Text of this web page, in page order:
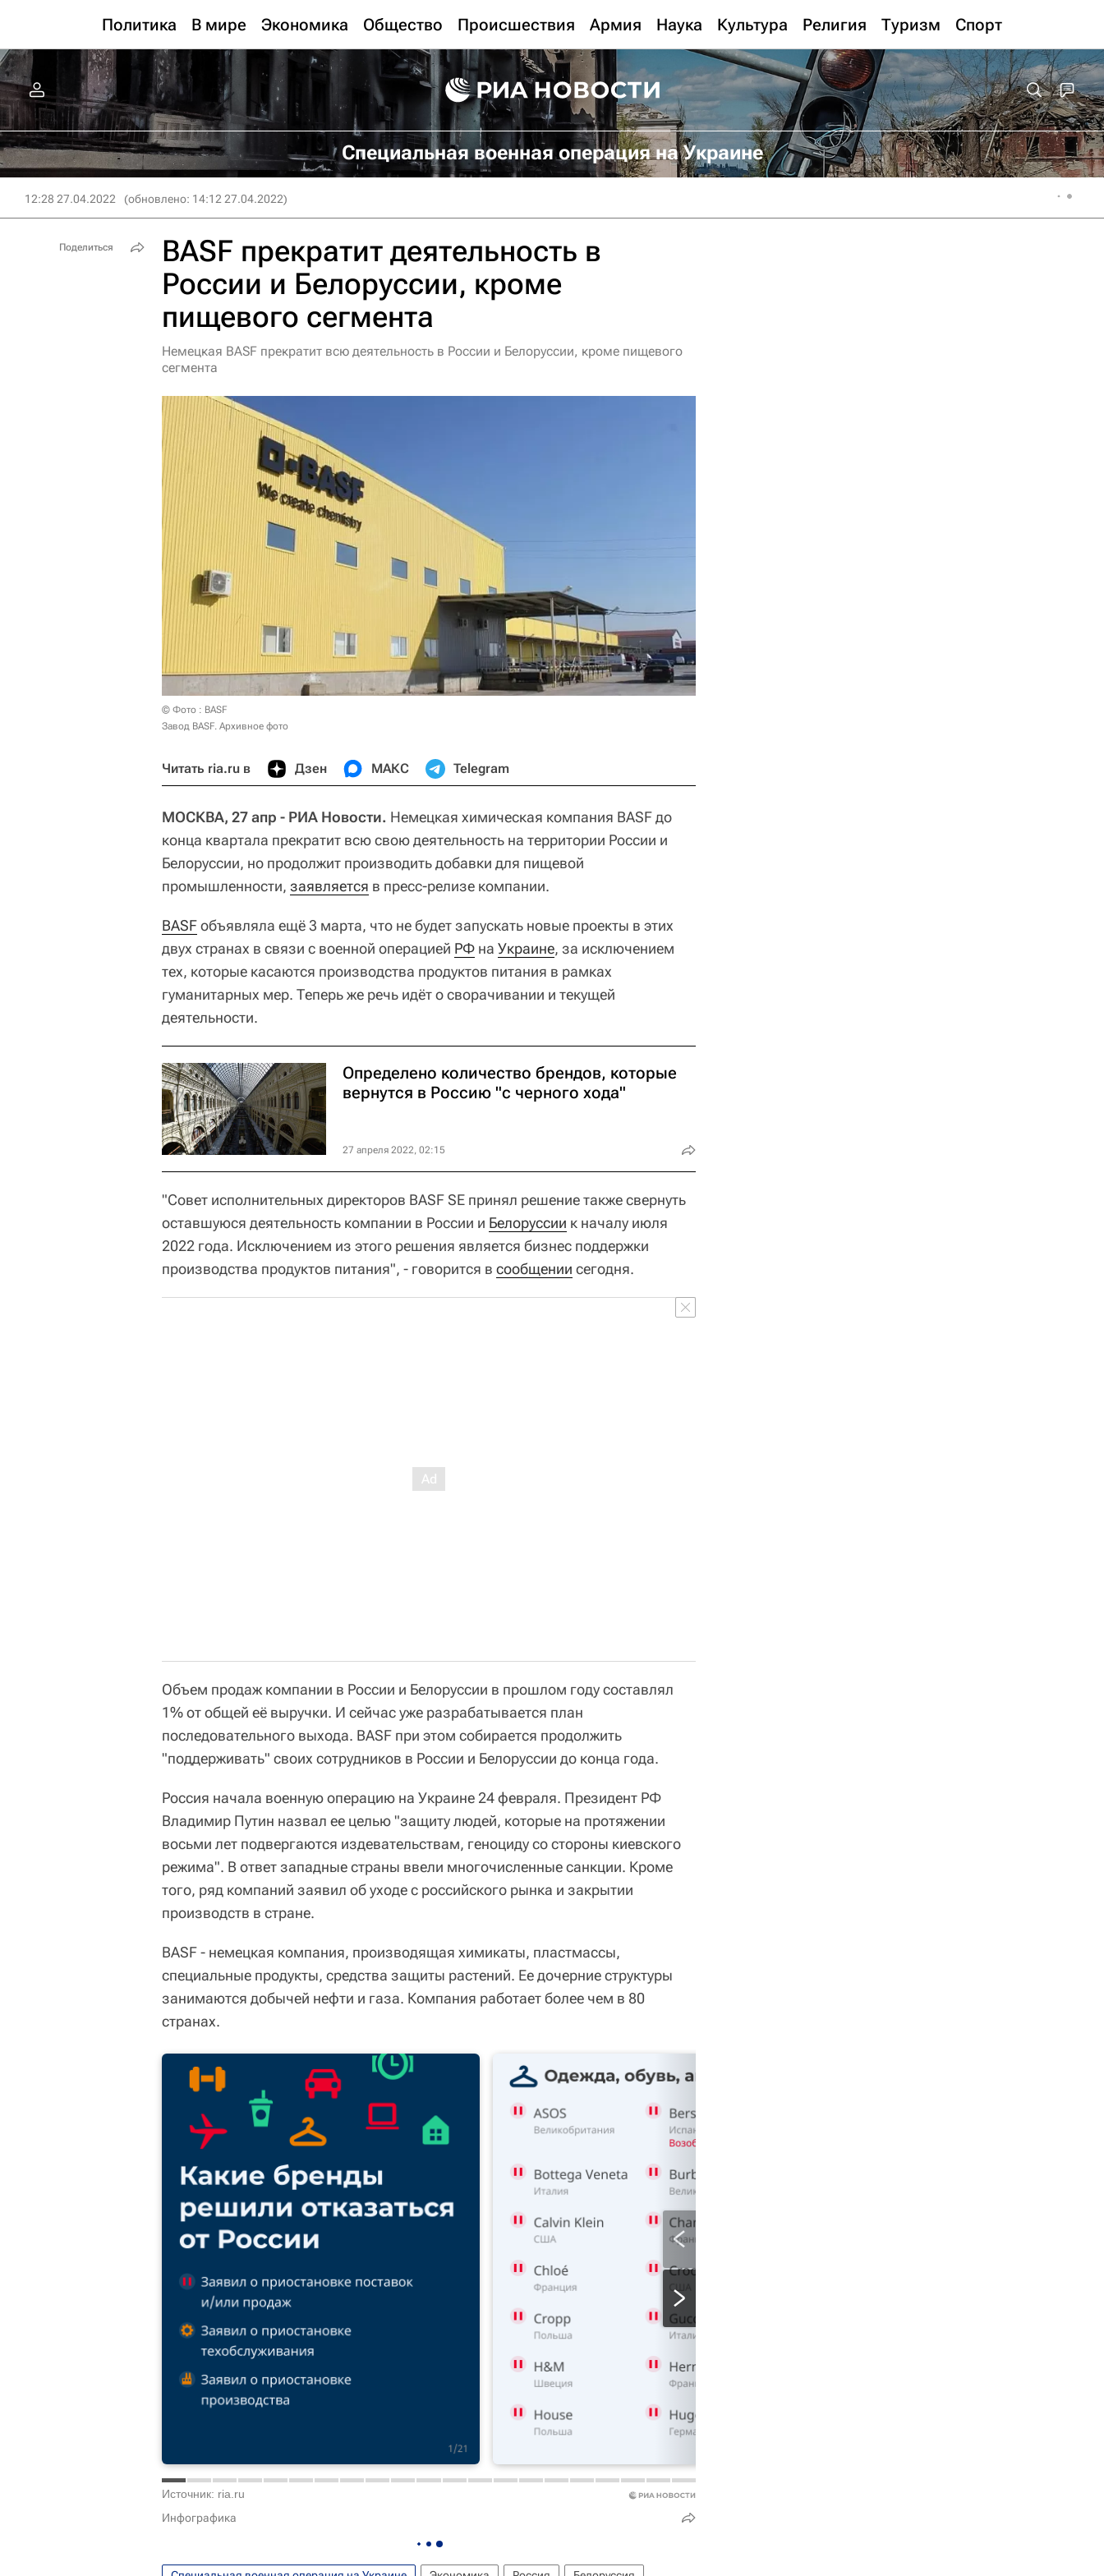
Политика В мире Экономика Общество Происшествия Армия Наука Культура Религия Туризм Спорт
Специальная военная операция на Украине
12:28 27.04.2022 (обновлено: 14:12 27.04.2022)
BASF прекратит деятельность в
России и Белоруссии, кроме
пищевого сегмента
Немецкая BASF прекратит всю деятельность в России и Белоруссии, кроме пищевого
сегмента
© Фото : BASF
Завод BASF. Архивное фото
Читать ria.ru в Дзен МАКС Telegram
МОСКВА, 27 апр - РИА Новости. Немецкая химическая компания BASF до
конца квартала прекратит всю свою деятельность на территории России и
Белоруссии, но продолжит производить добавки для пищевой
промышленности, заявляется в пресс-релизе компании.
BASFобъявляла ещё 3 марта, что не будет запускать новые проекты в этих
двух странах в связи с военной операцией РФ на Украине, за исключением
тех, которые касаются производства продуктов питания в рамках
гуманитарных мер. Теперь же речь идёт о сворачивании и текущей
деятельности.
Определено количество брендов, которые
вернутся в Россию "с черного хода"
27 апреля 2022, 02:15
"Совет исполнительных директоров BASF SE принял решение также свернуть
оставшуюся деятельность компании в России и Белоруссии к началу июля
2022 года. Исключением из этого решения является бизнес поддержки
производства продуктов питания", - говорится в сообщении сегодня.
Объем продаж компании в России и Белоруссии в прошлом году составлял
1% от общей её выручки. И сейчас уже разрабатывается план
последовательного выхода. BASF при этом собирается продолжить
"поддерживать" своих сотрудников в России и Белоруссии до конца года.
Россия начала военную операцию на Украине 24 февраля. Президент РФ
Владимир Путин назвал ее целью "защиту людей, которые на протяжении
восьми лет подвергаются издевательствам, геноциду со стороны киевского
режима". В ответ западные страны ввели многочисленные санкции. Кроме
того, ряд компаний заявил об уходе с российского рынка и закрытии
производств в стране.
BASF - немецкая компания, производящая химикаты, пластмассы,
специальные продукты, средства защиты растений. Ее дочерние структуры
занимаются добычей нефти и газа. Компания работает более чем в 80
странах.
Источник: ria.ru
Инфографика
Поделиться